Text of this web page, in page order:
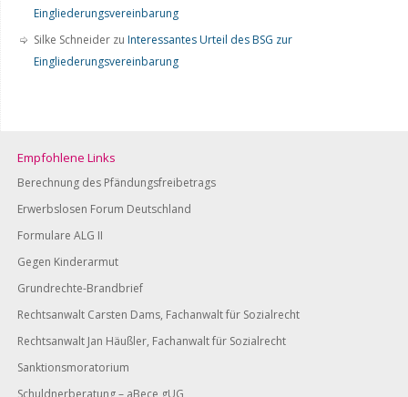
Eingliederungsvereinbarung
Silke Schneider zu Interessantes Urteil des BSG zur
Eingliederungsvereinbarung
Empfohlene Links
Berechnung des Pfändungsfreibetrags
Erwerbslosen Forum Deutschland
Formulare ALG II
Gegen Kinderarmut
Grundrechte-Brandbrief
Rechtsanwalt Carsten Dams, Fachanwalt für Sozialrecht
Rechtsanwalt Jan Häußler, Fachanwalt für Sozialrecht
Sanktionsmoratorium